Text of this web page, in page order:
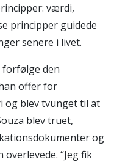
værdi,
principper guidede
senere i livet.
forfølge den
offer for
og blev tvunget til at
blev truet,
og
“Jeg fik